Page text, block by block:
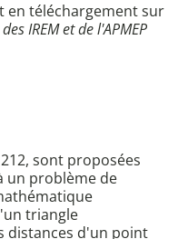
en téléchargement sur
IREM et de l'APMEP
sont proposées
un problème de
triangle
distances d'un point